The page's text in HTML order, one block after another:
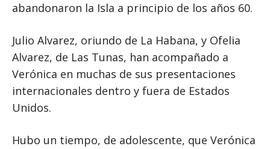
abandonaron la Isla a principio de los años 60.
Julio Alvarez, oriundo de La Habana, y Ofelia
Alvarez, de Las Tunas, han acompañado a
Verónica en muchas de sus presentaciones
internacionales dentro y fuera de Estados
Unidos.
Hubo un tiempo, de adolescente, que Verónica